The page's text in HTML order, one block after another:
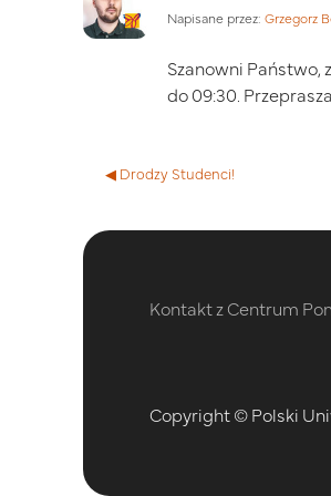
Napisane przez: Grzegorz
Szanowni Państwo,
do 09:30.
◀︎ Drodzy Studenci!
Kontakt z Centrum
Copyright © Polski